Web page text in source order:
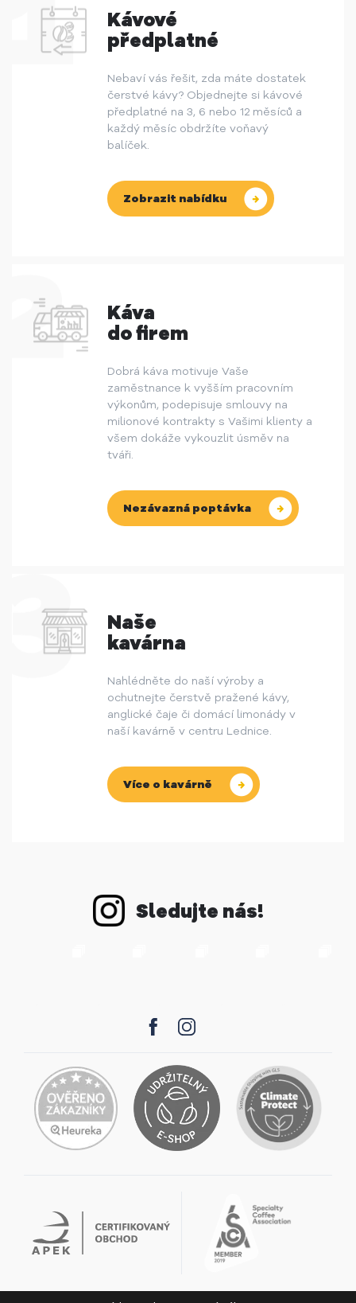
Kávové
předplatné
Nebaví vás řešit, zda máte dostatek
čerstvé kávy? Objednejte si kávové
předplatné na 3, 6 nebo 12 měsíců a
každý měsíc obdržíte voňavý
balíček.
Zobrazit nabídku
Káva
do firem
Dobrá káva motivuje Vaše
zaměstnance k vyšším pracovním
výkonům, podepisuje smlouvy na
milionové kontrakty s Vašimi klienty a
všem dokáže vykouzlit úsměv na
tváři.
Nezávazná poptávka
Naše
kavárna
Nahlédněte do naší výroby a
ochutnejte čerstvě pražené kávy,
anglické čaje či domácí limonády v
naší kavárně v centru Lednice.
Více o kavárně
Sledujte nás!